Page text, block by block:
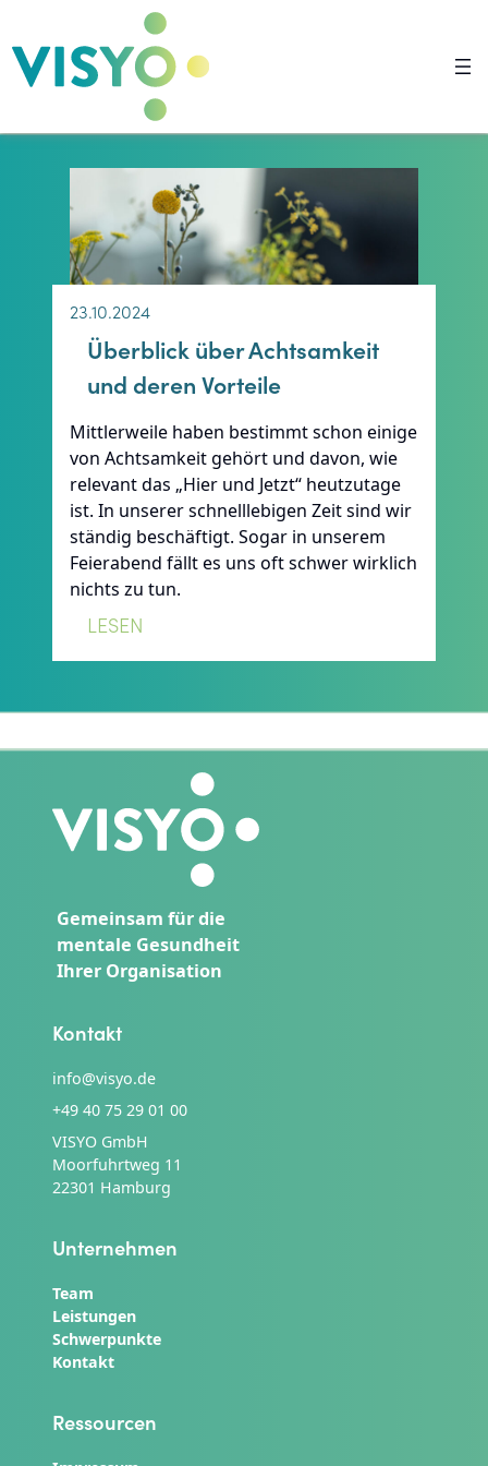
springen
23.10.2024
Überblick über Achtsamkeit
und deren Vorteile
Mittlerweile haben bestimmt schon einige
von Achtsamkeit gehört und davon, wie
relevant das „Hier und Jetzt“ heutzutage
ist. In unserer schnelllebigen Zeit sind wir
ständig beschäftigt. Sogar in unserem
Feierabend fällt es uns oft schwer wirklich
nichts zu tun.
LESEN
ÜBERBLICK
ACHTSAMKEIT
UND
DEREN
VORTEILE
Gemeinsam für die
mentale Gesundheit
Ihrer Organisation
Kontakt
info@visyo.de
+49 40 75 29 01 00
VISYO GmbH
Moorfuhrtweg 11
22301 Hamburg
Unternehmen
Team
Leistungen
Schwerpunkte
Kontakt
Ressourcen